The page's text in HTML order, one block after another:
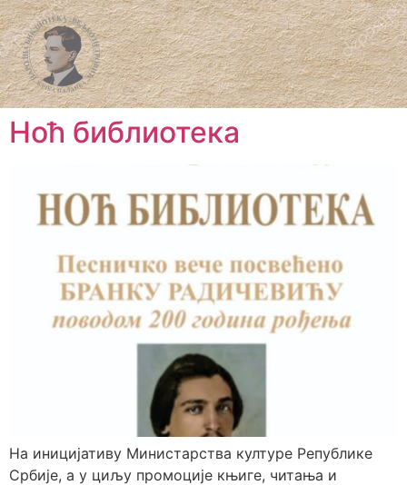
Ноћ библиотека
На иницијативу Министарства културе Републике
Србије, а у циљу промоције књиге, читања и